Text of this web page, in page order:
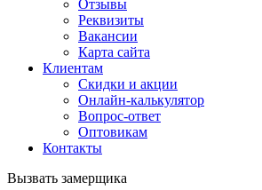
Отзывы
Реквизиты
Вакансии
Карта сайта
Клиентам
Скидки и акции
Онлайн-калькулятор
Вопрос-ответ
Оптовикам
Контакты
Вызвать замерщика